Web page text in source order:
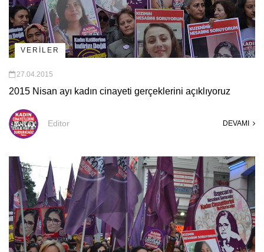
VERİLER
27.04.2015
2015 Nisan ayı kadın cinayeti gerçeklerini açıklıyoruz
Editor DEVAMI